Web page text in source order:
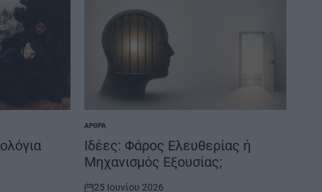
POSTED
IN
ΆΡΘΡΑ
Ιδέες: Φάρος Ελευθερίας ή
Μηχανισμός Εξουσίας;
25 Ιουνίου 2026